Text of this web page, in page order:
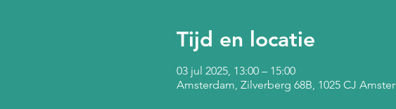
Tijd en locatie
03 jul 2025, 13:00 – 15:00
Amsterdam, Zilverberg 68B, 1025 CJ